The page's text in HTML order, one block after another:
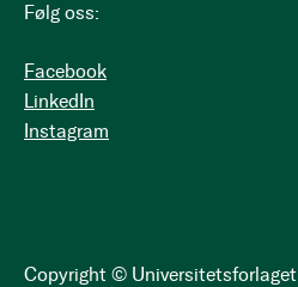
Følg oss:
Facebook
LinkedIn
Instagram
Copyright © Universitetsforlaget